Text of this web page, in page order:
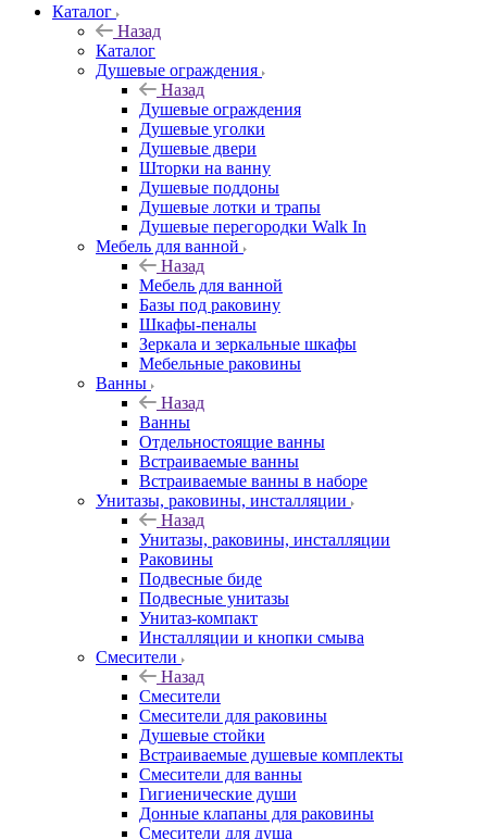
Каталог
Назад
Каталог
Душевые ограждения
Назад
Душевые ограждения
Душевые уголки
Душевые двери
Шторки на ванну
Душевые поддоны
Душевые лотки и трапы
Душевые перегородки Walk In
Мебель для ванной
Назад
Мебель для ванной
Базы под раковину
Шкафы-пеналы
Зеркала и зеркальные шкафы
Мебельные раковины
Ванны
Назад
Ванны
Отдельностоящие ванны
Встраиваемые ванны
Встраиваемые ванны в наборе
Унитазы, раковины, инсталляции
Назад
Унитазы, раковины, инсталляции
Раковины
Подвесные биде
Подвесные унитазы
Унитаз-компакт
Инсталляции и кнопки смыва
Смесители
Назад
Смесители
Смесители для раковины
Душевые стойки
Встраиваемые душевые комплекты
Смесители для ванны
Гигиенические души
Донные клапаны для раковины
Смесители для душа